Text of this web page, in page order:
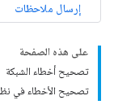
إرسال ملاحظات
على هذه الصفحة
تصحيح أخطاء الشبكة
تصحيح الأخطاء في